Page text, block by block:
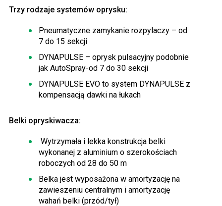
Trzy rodzaje systemów oprysku:
Pneumatyczne zamykanie rozpylaczy – od
7 do 15 sekcji
DYNAPULSE – oprysk pulsacyjny podobnie
jak AutoSpray-od 7 do 30 sekcji
DYNAPULSE EVO to system DYNAPULSE z
kompensacją dawki na łukach
Belki opryskiwacza:
Wytrzymała i lekka konstrukcja belki
wykonanej z aluminium o szerokościach
roboczych od 28 do 50 m
Belka jest wyposażona w amortyzację na
zawieszeniu centralnym i amortyzację
wahań belki (przód/tył)